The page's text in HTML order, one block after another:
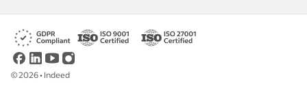
©2026• Indeed